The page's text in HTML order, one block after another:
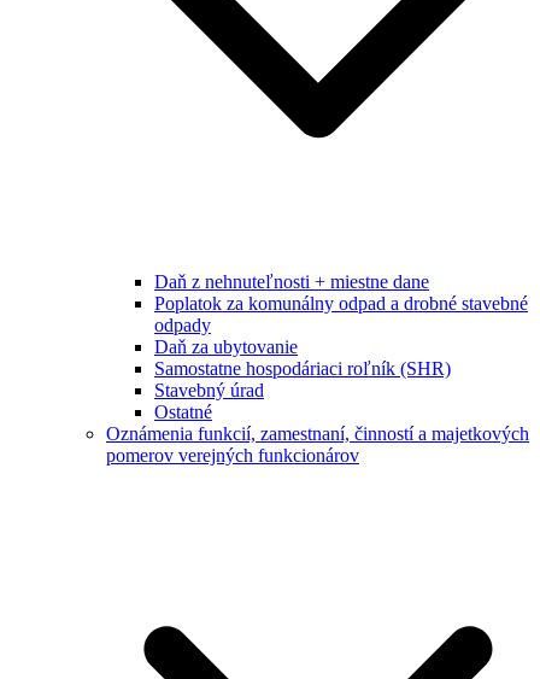
Daň z nehnuteľnosti + miestne dane
Poplatok za komunálny odpad a drobné stavebné
odpady
Daň za ubytovanie
Samostatne hospodáriaci roľník (SHR)
Stavebný úrad
Ostatné
Oznámenia funkcií, zamestnaní, činností a majetkových
pomerov verejných funkcionárov